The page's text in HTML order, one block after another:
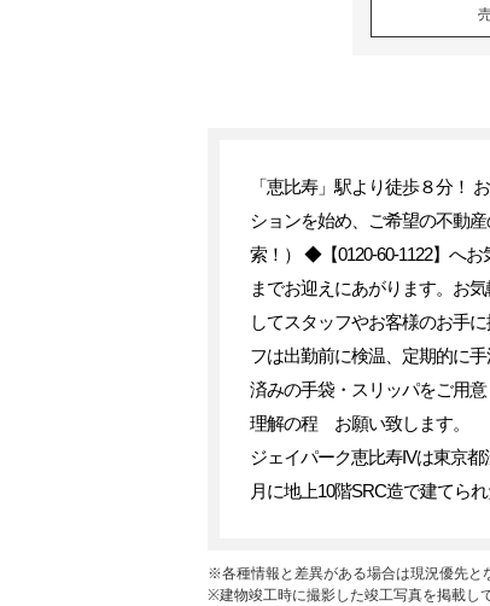
「恵比寿」駅より徒歩８分！
ションを始め、ご希望の不動
索！） ◆【0120-60-1122】へ
までお迎えにあがります。お
してスタッフやお客様のお手
フは出勤前に検温、定期的に
済みの手袋・スリッパをご用
理解の程 お願い致します。
ジェイパーク恵比寿IVは東京
月に地上10階SRC造で建てら
※各種情報と差異がある場合は現況優先と
※建物竣工時に撮影した竣工写真を掲載し